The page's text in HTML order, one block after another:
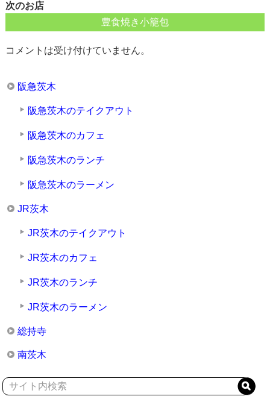
次のお店
豊食焼き小籠包
コメントは受け付けていません。
阪急茨木
阪急茨木のテイクアウト
阪急茨木のカフェ
阪急茨木のランチ
阪急茨木のラーメン
JR茨木
JR茨木のテイクアウト
JR茨木のカフェ
JR茨木のランチ
JR茨木のラーメン
総持寺
南茨木